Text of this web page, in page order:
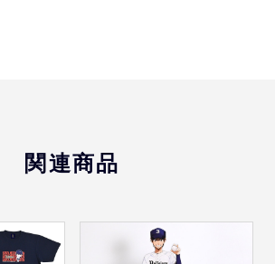
ルメ：沢村栄純、御幸一也、金
パーツ：亜鉛合金、真鍮、
関連商品